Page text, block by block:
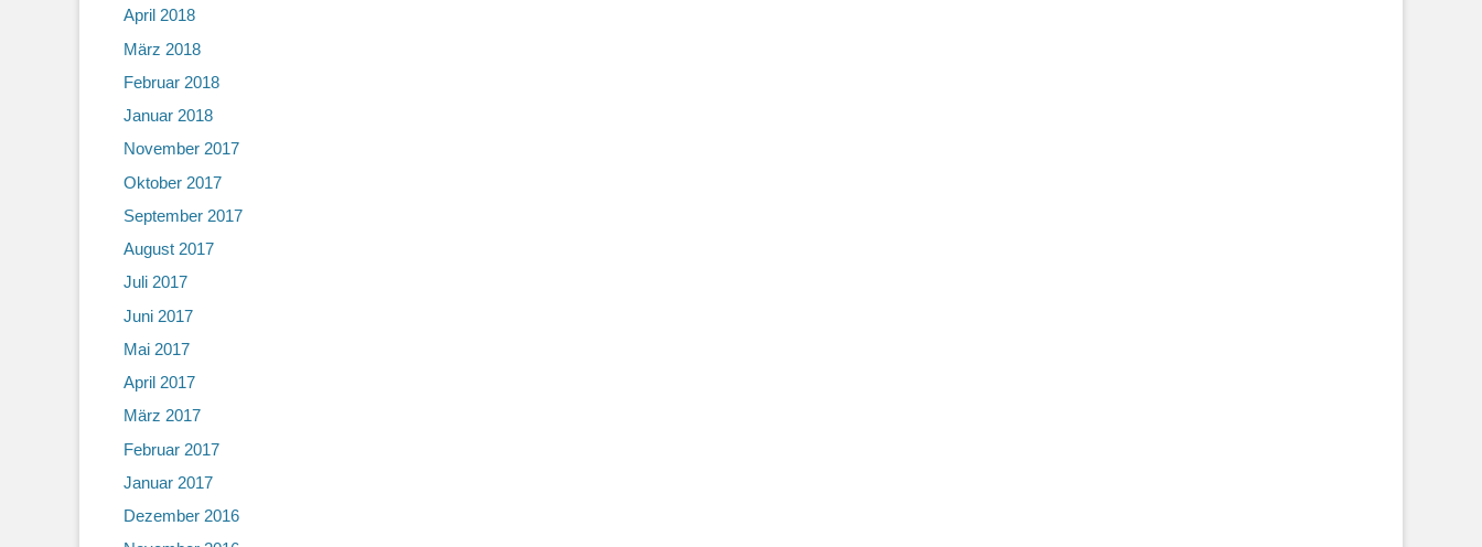
April 2018
März 2018
Februar 2018
Januar 2018
November 2017
Oktober 2017
September 2017
August 2017
Juli 2017
Juni 2017
Mai 2017
April 2017
März 2017
Februar 2017
Januar 2017
Dezember 2016